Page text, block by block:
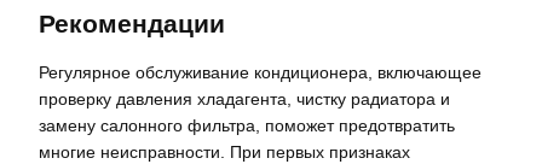
Рекомендации
Регулярное обслуживание кондиционера, включающее
проверку давления хладагента, чистку радиатора и
замену салонного фильтра, поможет предотвратить
многие неисправности. При первых признаках